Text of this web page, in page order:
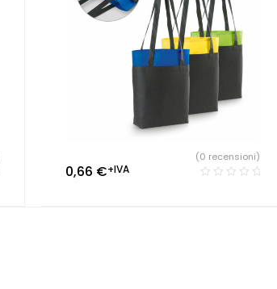
0,66 €+IVA
(0 recensioni)